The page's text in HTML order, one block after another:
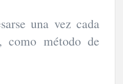
una vez cada
como método de